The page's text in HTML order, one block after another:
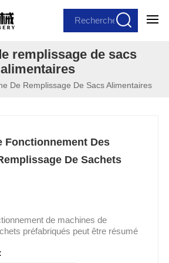
remplissage de sacs
alimentaires
De Remplissage De Sacs Alimentaires
Fonctionnement Des
De Sachets
de machines de
préfabriqués peut être résumé
pochette : La machine est équipée